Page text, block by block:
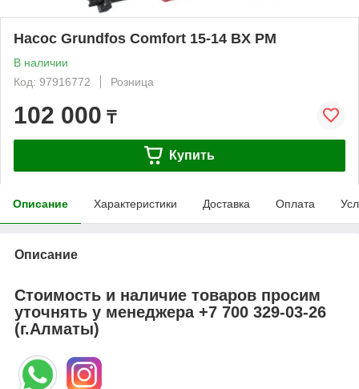
Насос Grundfos Comfort 15-14 BХ PM
В наличии
Код: 97916772
Розница
102 000 ₸
Купить
Описание Характеристики Доставка Оплата
Описание
Стоимость и наличие товаров просим
уточнять у менеджера+7 700 329-03-26
(г.Алматы)